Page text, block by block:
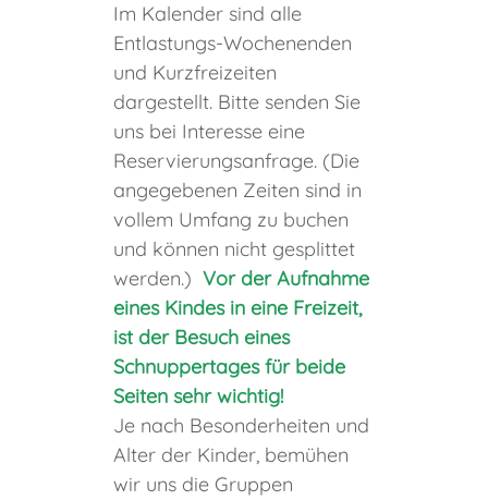
Im Kalender sind alle
Entlastungs-Wochenenden
und Kurzfreizeiten
dargestellt. Bitte senden Sie
uns bei Interesse eine
Reservierungsanfrage. (Die
angegebenen Zeiten sind in
vollem Umfang zu buchen
und können nicht gesplittet
werden.) Vor der Aufnahme
eines Kindes in eine Freizeit,
ist der Besuch eines
Schnuppertages für beide
Seiten sehr wichtig!
Je nach Besonderheiten und
Alter der Kinder, bemühen
wir uns die Gruppen